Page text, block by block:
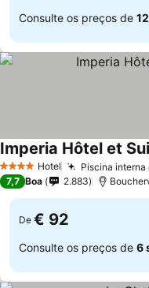
Consulte os preços de
4 EstrelasHotel Piscina interna
Imperia Hôtel et
7,7 Boa 2.883
De € 92
Consulte os preços de 6